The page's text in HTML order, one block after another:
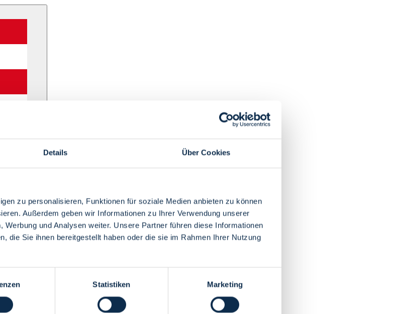
Details Über Cookies
zu personalisieren, Funktionen für soziale Medien anbieten zu können
Außerdem geben wir Informationen zu Ihrer Verwendung unserer
und Analysen weiter. Unsere Partner führen diese Informationen
die Sie ihnen bereitgestellt haben oder die sie im Rahmen Ihrer Nutzung
Statistiken Marketing
Menü